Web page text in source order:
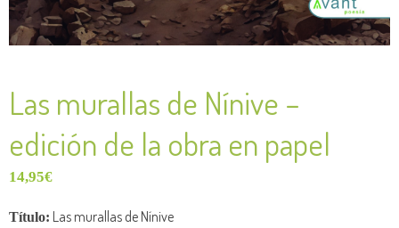
Las murallas de Nínive –
edición de la obra en papel
14,95€
Título: Las murallas de Nínive